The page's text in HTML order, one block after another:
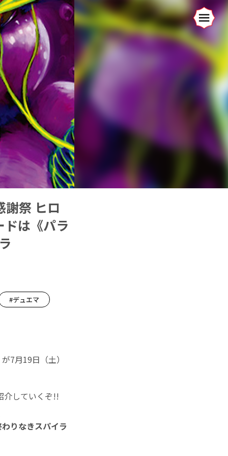
謝祭 ヒロ
は《パラ
#デュエマ
が7月19日（土）
介していくぞ!!
わりなきスパイラ